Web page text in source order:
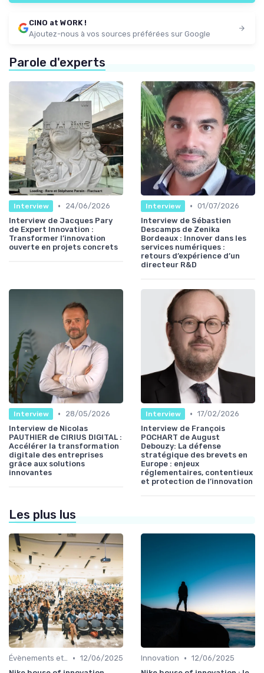
CINO at WORK !
Ajoutez-nous à vos sources préférées sur Google
Parole d'experts
Interview •
24/06/2026
Interview de Jacques Pary
de Expert Innovation :
Transformer l’innovation
ouverte en projets concrets
Interview • 01/07/2026
Interview de Sébastien
Descamps de Zenika
Bordeaux : Innover dans les
services numériques :
retours d’expérience d’un
directeur R&D
Interview •
28/05/2026
Interview de Nicolas
PAUTHIER de CIRIUS DIGITAL :
Accélérer la transformation
digitale des entreprises
grâce aux solutions
innovantes
Interview • 17/02/2026
Interview de François
POCHART de August
Debouzy: La défense
stratégique des brevets en
Europe : enjeux
réglementaires, contentieux
et protection de l’innovation
Les plus lus
Évènements et innovation • 12/06/2025
Innovation • 12/06/2025